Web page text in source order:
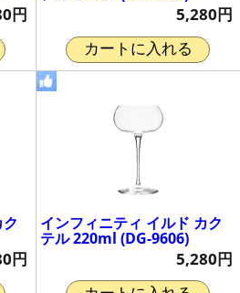
円 5,280円
カートに入れる
円
インフィニティ イルド カク
テル 220ml (DG-9606)
5,280円